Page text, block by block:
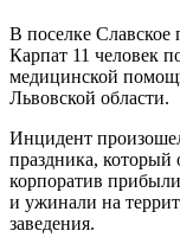
В поселке Славское
Карпат 11 человек
медицинской
Львовской области.
Инцидент
праздника, который
корпоратив
и ужинали на
заведения.